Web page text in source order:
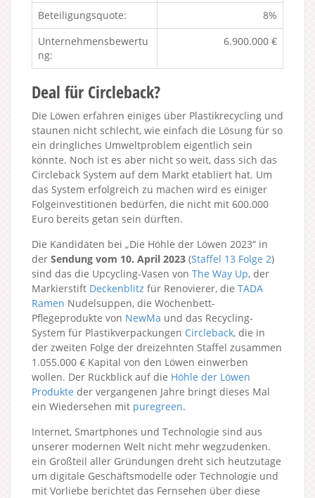
Beteiligungsquote:
8%
Unternehmensbewertu
ng:
6.900.000 €
Deal für Circleback?
Die Löwen erfahren einiges über Plastikrecycling und
staunen nicht schlecht, wie einfach die Lösung für so
ein dringliches Umweltproblem eigentlich sein
könnte. Noch ist es aber nicht so weit, dass sich das
Circleback System auf dem Markt etabliert hat. Um
das System erfolgreich zu machen wird es einiger
Folgeinvestitionen bedürfen, die nicht mit 600.000
Euro bereits getan sein dürften.
Die Kandidaten bei „Die Höhle der Löwen 2023“ in
der Sendung vom 10. April 2023 (Staffel 13 Folge 2)
sind das die Upcycling-Vasen von The Way Up, der
Markierstift Deckenblitz für Renovierer, die TADA
Ramen Nudelsuppen, die Wochenbett-
Pflegeprodukte von NewMa und das Recycling-
System für Plastikverpackungen Circleback, die in
der zweiten Folge der dreizehnten Staffel zusammen
1.055.000 € Kapital von den Löwen einwerben
wollen. Der Rückblick auf die Höhle der Löwen
Produkte der vergangenen Jahre bringt dieses Mal
ein Wiedersehen mit puregreen.
Internet, Smartphones und Technologie sind aus
unserer modernen Welt nicht mehr wegzudenken.
ein Großteil aller Gründungen dreht sich heutzutage
um digitale Geschäftsmodelle oder Technologie und
mit Vorliebe berichtet das Fernsehen über diese